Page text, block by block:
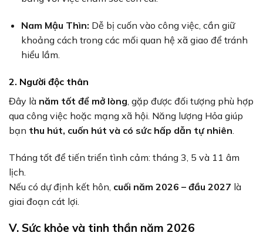
Nam Mậu Thìn: Dễ bị cuốn vào công việc, cần giữ
khoảng cách trong các mối quan hệ xã giao để tránh
hiểu lầm.
2. Người độc thân
Đây là năm tốt để mở lòng , gặp được đối tượng phù hợp
qua công việc hoặc mạng xã hội. Năng lượng Hỏa giúp
bạn thu hút, cuốn hút và có sức hấp dẫn tự nhiên
Tháng tốt để tiến triển tình cảm: tháng 3, 5 và 11 âm
lịch.
Nếu có dự định kết hôn, cuối năm 2026 – đầu 2027 là
giai đoạn cát lợi.
V. Sức khỏe và tinh thần năm 2026